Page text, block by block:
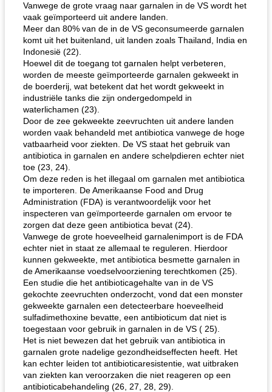
Vanwege de grote vraag naar garnalen in de VS wordt het
vaak geïmporteerd uit andere landen.
Meer dan 80% van de in de VS geconsumeerde garnalen
komt uit het buitenland, uit landen zoals Thailand, India en
Indonesië (22).
Hoewel dit de toegang tot garnalen helpt verbeteren,
worden de meeste geïmporteerde garnalen gekweekt in
de boerderij, wat betekent dat het wordt gekweekt in
industriële tanks die zijn ondergedompeld in
waterlichamen (23).
Door de zee gekweekte zeevruchten uit andere landen
worden vaak behandeld met antibiotica vanwege de hoge
vatbaarheid voor ziekten. De VS staat het gebruik van
antibiotica in garnalen en andere schelpdieren echter niet
toe (23, 24).
Om deze reden is het illegaal om garnalen met antibiotica
te importeren. De Amerikaanse Food and Drug
Administration (FDA) is verantwoordelijk voor het
inspecteren van geïmporteerde garnalen om ervoor te
zorgen dat deze geen antibiotica bevat (24).
Vanwege de grote hoeveelheid garnalenimport is de FDA
echter niet in staat ze allemaal te reguleren. Hierdoor
kunnen gekweekte, met antibiotica besmette garnalen in
de Amerikaanse voedselvoorziening terechtkomen (25).
Een studie die het antibioticagehalte van in de VS
gekochte zeevruchten onderzocht, vond dat een monster
gekweekte garnalen een detecteerbare hoeveelheid
sulfadimethoxine bevatte, een antibioticum dat niet is
toegestaan ​​voor gebruik in garnalen in de VS ( 25).
Het is niet bewezen dat het gebruik van antibiotica in
garnalen grote nadelige gezondheidseffecten heeft. Het
kan echter leiden tot antibioticaresistentie, wat uitbraken
van ziekten kan veroorzaken die niet reageren op een
antibioticabehandeling (26, 27, 28, 29).